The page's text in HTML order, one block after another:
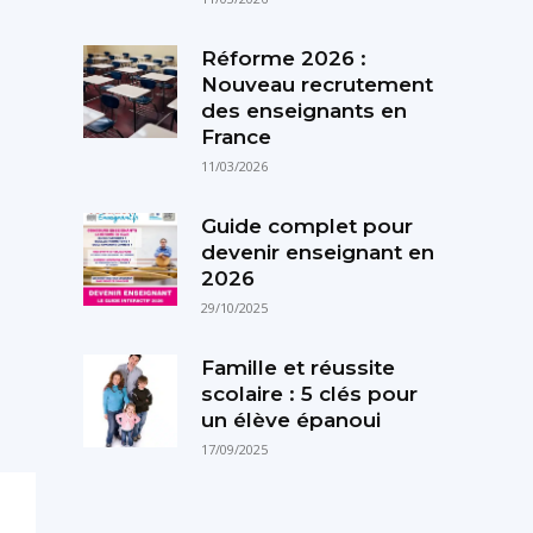
Réforme 2026 :
Nouveau recrutement
des enseignants en
France
11/03/2026
Guide complet pour
devenir enseignant en
2026
29/10/2025
Famille et réussite
scolaire : 5 clés pour
un élève épanoui
17/09/2025